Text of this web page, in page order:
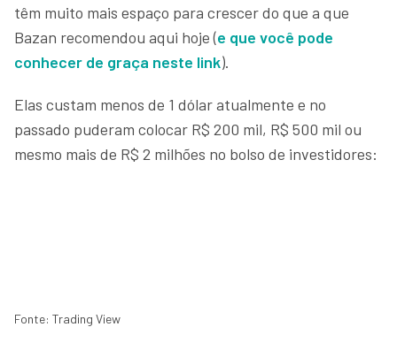
têm muito mais espaço para crescer do que a que
Bazan recomendou aqui hoje (e que você pode
conhecer de graça neste link).
Elas custam menos de 1 dólar atualmente e no
passado puderam colocar R$ 200 mil, R$ 500 mil ou
mesmo mais de R$ 2 milhões no bolso de investidores:
Fonte: Trading View